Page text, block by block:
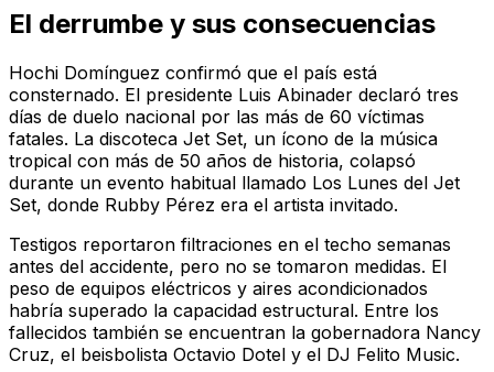
El derrumbe y sus consecuencias
Hochi Domínguez confirmó que el país está
consternado. El presidente Luis Abinader declaró tres
días de duelo nacional por las más de 60 víctimas
fatales. La discoteca Jet Set, un ícono de la música
tropical con más de 50 años de historia, colapsó
durante un evento habitual llamado Los Lunes del Jet
Set, donde Rubby Pérez era el artista invitado.
Testigos reportaron filtraciones en el techo semanas
antes del accidente, pero no se tomaron medidas. El
peso de equipos eléctricos y aires acondicionados
habría superado la capacidad estructural. Entre los
fallecidos también se encuentran la gobernadora Nancy
Cruz, el beisbolista Octavio Dotel y el DJ Felito Music.